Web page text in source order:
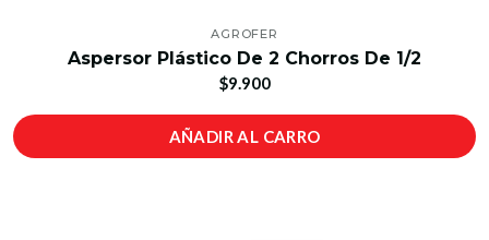
AGROFER
Aspersor Plástico De 2 Chorros De 1/2
$9.900
AÑADIR AL CARRO